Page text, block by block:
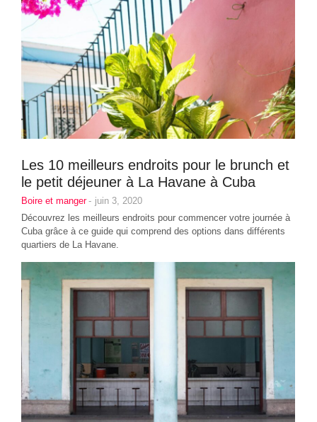
Les 10 meilleurs endroits pour le brunch et
le petit déjeuner à La Havane à Cuba
Boire et manger - juin 3, 2020
Découvrez les meilleurs endroits pour commencer votre journée à
Cuba grâce à ce guide qui comprend des options dans différents
quartiers de La Havane.